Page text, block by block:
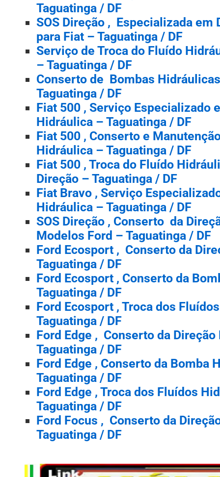
Taguatinga / DF
SOS Direção , Especializada em
para Fiat – Taguatinga / DF
Serviço de Troca do Fluído
– Taguatinga / DF
Conserto de Bombas
Taguatinga / DF
Fiat 500 , Serviço Especializado
Hidráulica – Taguatinga / DF
Fiat 500 , Conserto e
Hidráulica – Taguatinga / DF
Fiat 500 , Troca do Fluído
Direção – Taguatinga / DF
Fiat Bravo , Serviço
Hidráulica – Taguatinga / DF
SOS Direção , Conserto da
Modelos Ford – Taguatinga / DF
Ford Ecosport , Conserto da
Taguatinga / DF
Ford Ecosport , Conserto da
Taguatinga / DF
Ford Ecosport , Troca dos
Taguatinga / DF
Ford Edge , Conserto da
Taguatinga / DF
Ford Edge , Conserto da
Taguatinga / DF
Ford Edge , Troca dos Fluídos
Taguatinga / DF
Ford Focus , Conserto da
Taguatinga / DF